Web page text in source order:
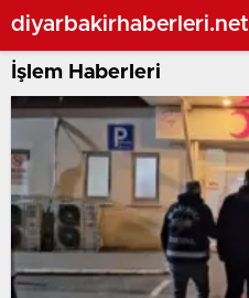
diyarbakirhaberleri.net
İşlem Haberleri